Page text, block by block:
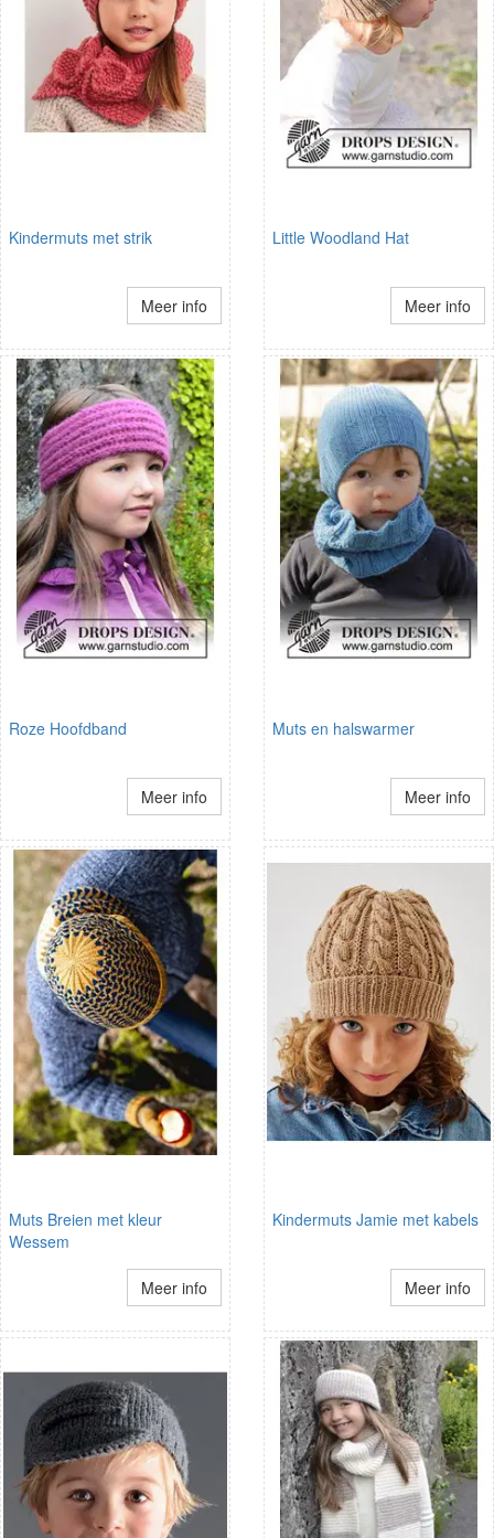
Kindermuts met strik
Meer info
Little Woodland Hat
Meer info
Roze Hoofdband
Meer info
Muts en halswarmer
Meer info
Muts Breien met kleur
Wessem
Meer info
Kindermuts Jamie met kabels
Meer info